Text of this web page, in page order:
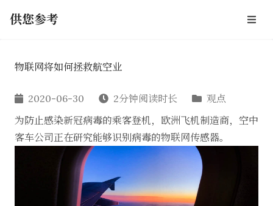
供您参考
物联网将如何拯救航空业
2020-06-30 2分钟阅读时长
观点
为防止感染新冠病毒的乘客登机，欧洲飞机制造商，空中
客车公司正在研究能够识别病毒的物联网传感器。